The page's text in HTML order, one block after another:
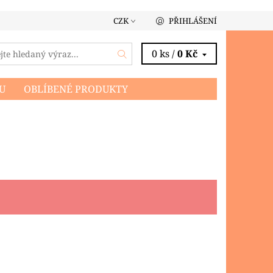
CZK PŘIHLÁŠENÍ
0 ks /0 Kč
OBLÍBENÉ PRODUKTY